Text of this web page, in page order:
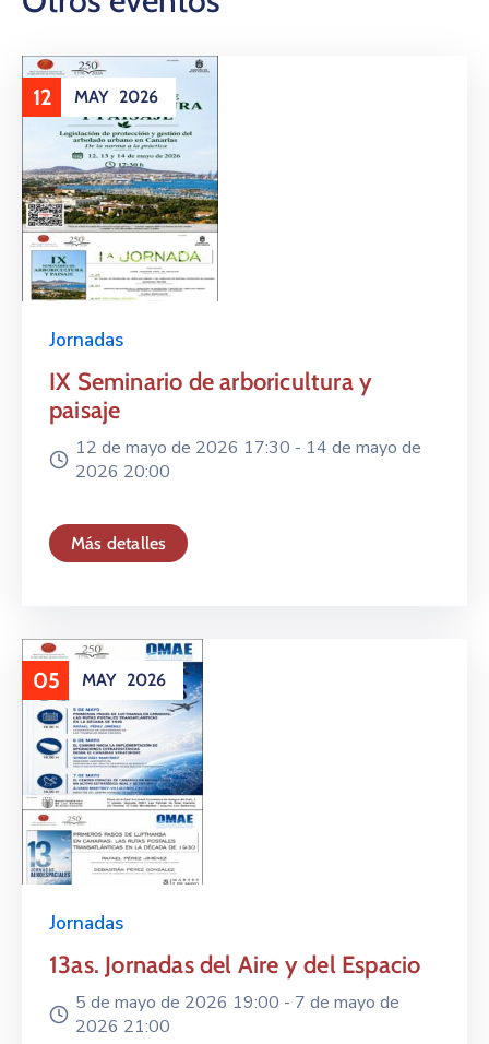
12 MAY 2026
Jornadas
IX Seminario de arboricultura y
paisaje
12 de mayo de 2026 17:30 - 14 de mayo de
2026 20:00
Más detalles
05 MAY 2026
Jornadas
13as. Jornadas del Aire y del Espacio
5 de mayo de 2026 19:00 - 7 de mayo de
2026 21:00